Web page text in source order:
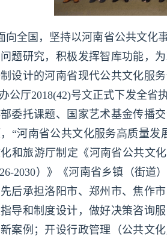
全国，坚持以河南省公共文化
题研究，积极发挥智库功能，
设计的河南省现代公共文化服
公厅2018(42)号文正式下发全省
委托课题、国家艺术基金传播
“河南省公共文化服务高质量发
和旅游厅制定《河南省公共文
2030）》《河南省乡镇（街道
后承担洛阳市、郑州市、焦作
导和制度设计，做好决策咨询
案例；开设行政管理（公共文